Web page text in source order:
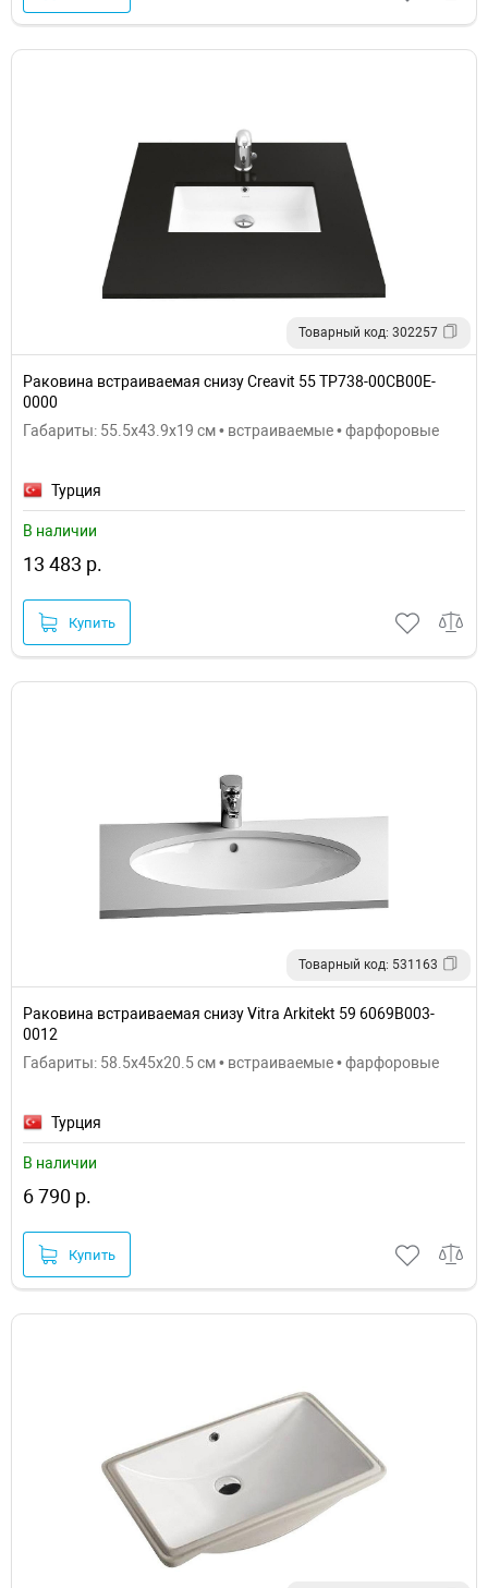
Товарный код: 302257
Раковина встраиваемая снизу Creavit 55 TP738-00CB00E-
0000
Габариты: 55.5x43.9x19 см • встраиваемые • фарфоровые
Турция
В наличии
13 483 р.
Купить
Товарный код: 531163
Раковина встраиваемая снизу Vitra Arkitekt 59 6069B003-
0012
Габариты: 58.5x45x20.5 см • встраиваемые • фарфоровые
Турция
В наличии
6 790 р.
Купить